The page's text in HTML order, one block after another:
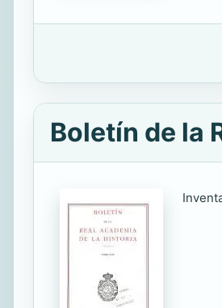
Boletín de la